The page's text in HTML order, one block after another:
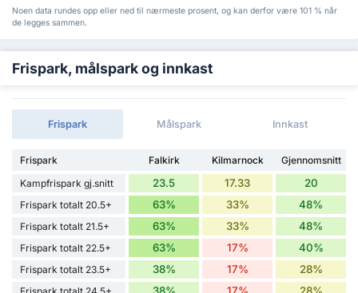
Noen data rundes opp eller ned til nærmeste prosent, og kan derfor være 101 % når
de legges sammen.
Frispark, målspark og innkast
Frispark Målspark Innkast
Frispark Falkirk Kilmarnock
Gjennomsnitt
Kampfrispark gj.snitt
23.5 17.33 20
Frispark totalt 20.5+ 63% 33% 48%
Frispark totalt 21.5+ 63% 33% 48%
Frispark totalt 22.5+ 63% 17% 40%
Frispark totalt 23.5+ 38% 17% 28%